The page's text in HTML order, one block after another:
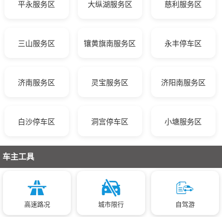
平永服务区 大纵湖服务区 慈利服务区
三山服务区 镶黄旗南服务区 永丰停车区
济南服务区 灵宝服务区 济阳南服务区
白沙停车区 洞宫停车区 小塘服务区
车主工具
高速路况 城市限行 自驾游